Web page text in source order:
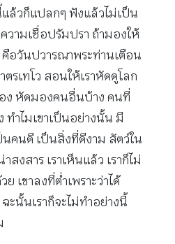
ล้วก็แปลกๆ ฟังแล้วไม่เป็น
วามเชื่อปรัมปรา ถ้ามองให้
อวันปวารณาพระท่านเตือน
รเทโว สอนให้เราหัดดูโลก
อง หัดมองคนอื่นบ้าง คนที่
ทำไมเขาเป็นอย่างนั้น มี
นคนดี เป็นสิ่งที่ดีงาม สัตว์ใน
งสาร เราเห็นแล้ว เราก็ไม่
เขาลงที่ต่ำเพราะว่าได้
ะนั้นเราก็จะไม่ทำอย่างนี้